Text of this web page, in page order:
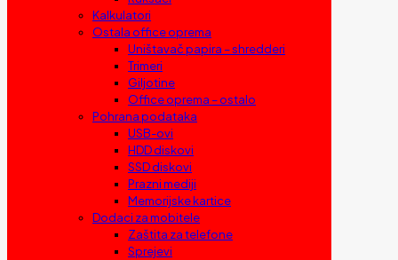
Kalkulatori
Ostala office oprema
Uništavač papira – shredderi
Trimeri
Giljotine
Office oprema – ostalo
Pohrana podataka
USB-ovi
HDD diskovi
SSD diskovi
Prazni mediji
Memorijske kartice
Dodaci za mobitele
Zaštita za telefone
Sprejevi